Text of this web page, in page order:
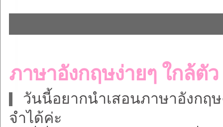
ภาษาอังกฤษง่ายๆ ใกล้ตัว
วันนี้อยากนำเสอนภาษาอังกฤ
จำได้ค่ะ